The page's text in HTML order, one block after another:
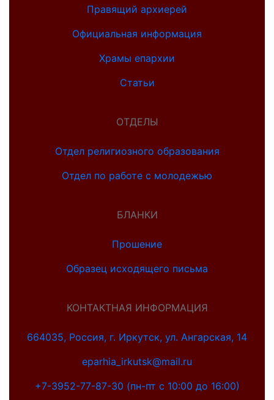
Правящий архиерей
Официальная информация
Храмы епархии
Статьи
ОТДЕЛЫ
Отдел религиозного образования
Отдел по работе с молодежью
БЛАНКИ
Прошение
Образец исходящего письма
КОНТАКТНАЯ ИНФОРМАЦИЯ
664035, Россия, г. Иркутск, ул. Ангарская, 14
eparhia_irkutsk@mail.ru
+7-3952-77-87-30 (пн-пт с 10:00 до 16:00)